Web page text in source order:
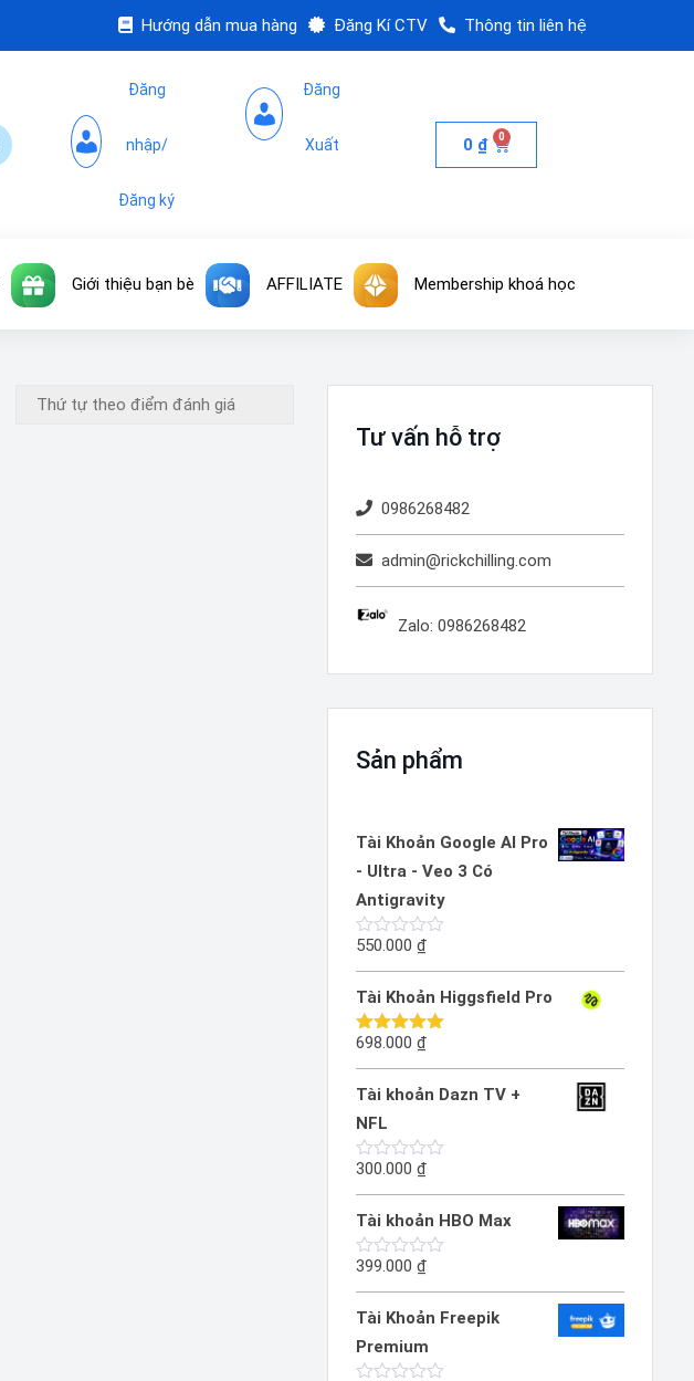
Hướng dẫn mua hàng Đăng Kí CTV Thông tin liên hệ
Đăng
nhập/
Đăng ký
Đăng
Xuất 0 ₫ 0
Giới thiệu bạn bè AFFILIATE Membership khoá học
Tư vấn hỗ trợ
0986268482
admin@rickchilling.com
Zalo: 0986268482
Sản phẩm
Tài Khoản Google AI Pro
- Ultra - Veo 3 Có
Antigravity
Được
0
5
sao
550.000 ₫
Tài Khoản Higgsfield Pro
Được xếp
698.000 ₫
Tài khoản Dazn TV +
NFL
Được
0
5
sao
300.000 ₫
Tài khoản HBO Max
Được
0
sao
399.000 ₫
Tài Khoản Freepik
Premium